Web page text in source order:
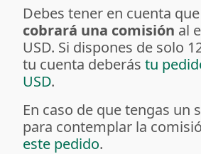
Debes tener en cuenta que
cobrará una comisión al
USD. Si dispones de solo
tu cuenta deberás tu
USD.
En caso de que tengas un
para contemplar la
este pedido.